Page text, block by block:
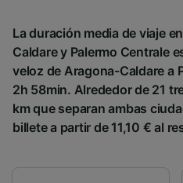
La duración media de viaje
Caldare y Palermo Centrale
veloz de Aragona-Caldare a
2h 58min. Alrededor de 21
km que separan ambas
billete a partir de 11,10 € al